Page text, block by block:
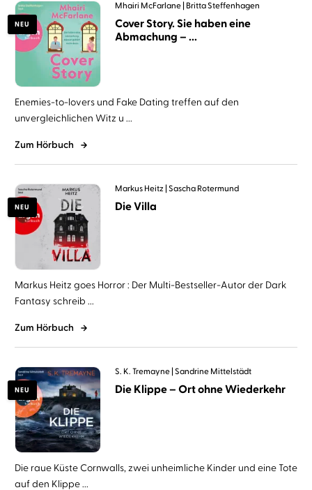
NEU
Mhairi McFarlane Britta Steffenhagen
Cover Story. Sie haben eine
Abmachung – ...
Enemies-to-lovers und Fake Dating treffen auf den
unvergleichlichen Witz u ...
Zum Hörbuch
NEU
Markus Heitz Sascha Rotermund
Die Villa
Markus Heitz goes Horror : Der Multi-Bestseller-Autor der Dark
Fantasy schreib ...
Zum Hörbuch
NEU
S. K. Tremayne Sandrine Mittelstädt
Die Klippe – Ort ohne Wiederkehr
Die raue Küste Cornwalls, zwei unheimliche Kinder und eine Tote
auf den Klippe ...